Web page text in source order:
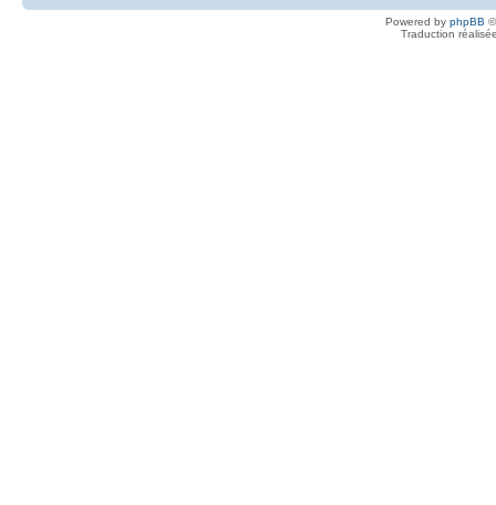
Powered by phpBB
Traduction